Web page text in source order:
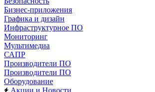
Бизнес-приложения
Графика и дизайн
Инфраструктурное ПО
Мониторинг
Мультимедиа
САПР
Производители ПО
Производители ПО
Оборудование
Акции и Новости